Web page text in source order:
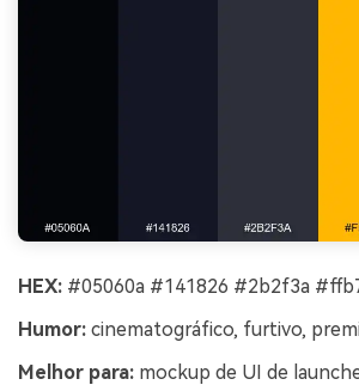
HEX: #05060a #141826 #2b2f3a
Humor: cinematográfico, furtivo,
Melhor para: mockup de UI de